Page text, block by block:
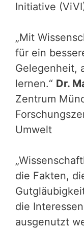
Initiative
„Mit
für ein
Gelegenheit,
lernen.“ Dr.
Zentrum
Umwelt
die Fakten,
die
ausgenutzt